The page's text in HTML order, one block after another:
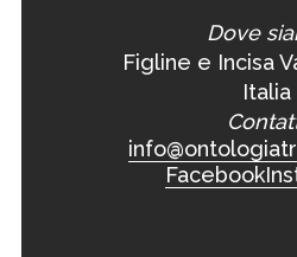
Dove
Figline e Incisa
Italia
Facebook